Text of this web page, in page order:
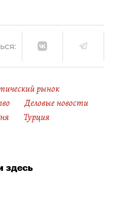
рынок
Деловые новости
Турция
здесь